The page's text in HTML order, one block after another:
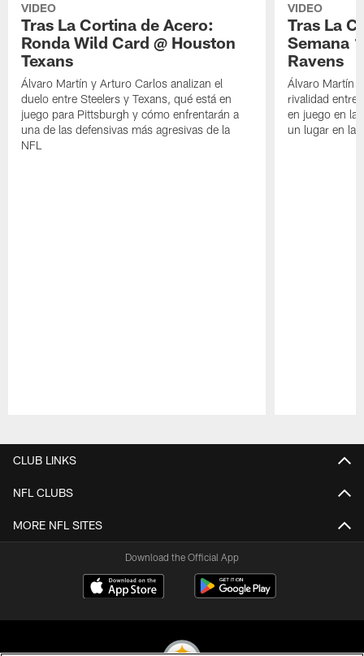
VIDEO
Tras La Cortina de Acero:
Ronda Wild Card @ Houston
Texans
Álvaro Martín y Arturo Carlos analizan el
duelo entre Steelers y Texans, qué está en
juego para Pittsburgh y cómo enfrentarán a
una de las defensivas más agresivas de la
NFL
VIDEO
Tras La
Semana
Ravens
Álvaro Martín
rivalidad entre
en juego en la
un lugar en la
CLUB LINKS
NFL CLUBS
MORE NFL SITES
Download the Official App